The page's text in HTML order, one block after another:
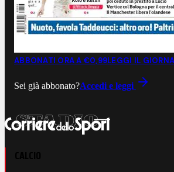
ABBONATI ORA A €0,99LEGGI IL
Sei già abbonato?Accedi e leggi